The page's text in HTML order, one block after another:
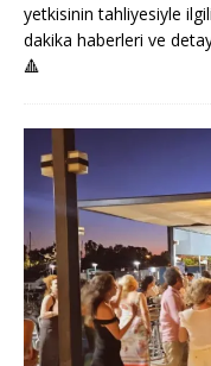
yetkisinin tahliyesiyle
dakika haberleri ve
🔺